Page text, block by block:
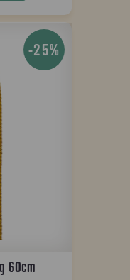
-25%
60cm